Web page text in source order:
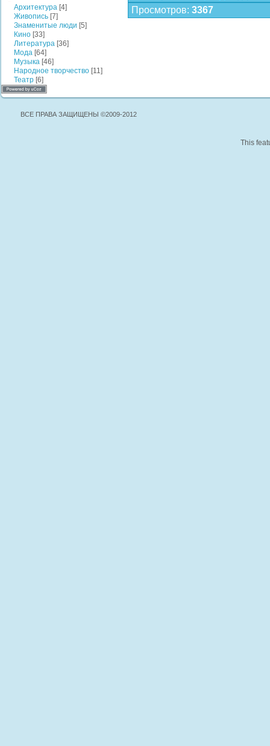
Архитектура [4]
Живопись [7]
Знаменитые люди [5]
Кино [33]
Литература [36]
Мода [64]
Музыка [46]
Народное творчество [11]
Театр [6]
Просмотров: 3367
ВСЕ ПРАВА ЗАЩИЩЕНЫ ©2009-2012
This